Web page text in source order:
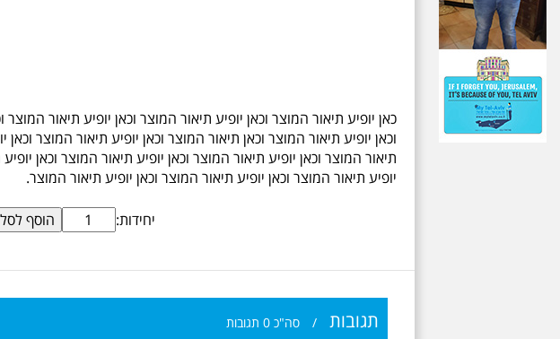
כאן יופיע תיאור המוצר וכאן יופיע תיאור המוצר וכאן יופיע תיאור
וכאן יופיע תיאור המוצר וכאן תיאור המוצר וכאן יופיע תיאור המוצר וכאן
תיאור המוצר וכאן יופיע תיאור המוצר וכאן יופיע תיאור המוצר וכאן
יופיע תיאור המוצר וכאן יופיע תיאור המוצר וכאן יופיע תיאור המוצר.
יחידות:
תגובות / סה"כ 0 תגובות